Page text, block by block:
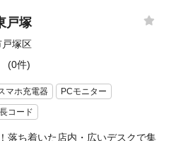
戸塚
塚区
(0件)
マホ充電器 PCモニター
コード
落ち着いた店内・広いデスクで集